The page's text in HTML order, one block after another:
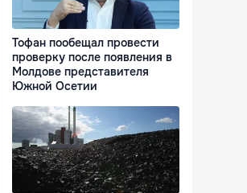
Тофан пообещал провести
проверку после появления в
Молдове представителя
Южной Осетии